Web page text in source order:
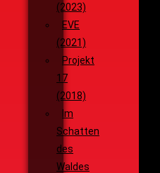
(2023)
EVE
(2021)
Projekt
17
(2018)
Im
Schatten
des
Waldes